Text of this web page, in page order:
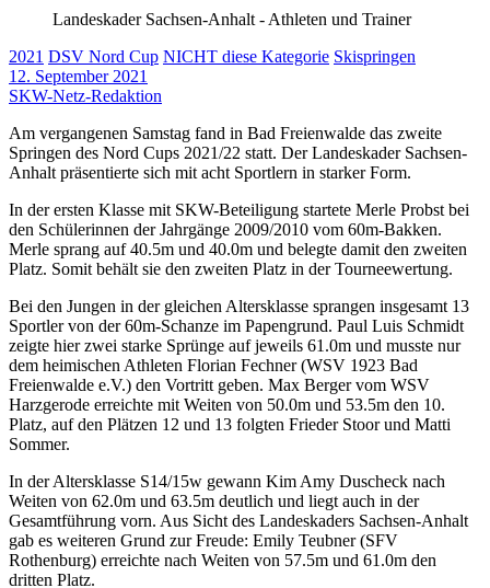
Landeskader Sachsen-Anhalt - Athleten und Trainer
2021 DSV Nord Cup NICHT diese Kategorie Skispringen
12. September 2021
SKW-Netz-Redaktion
Am vergangenen Samstag fand in Bad Freienwalde das zweite
Springen des Nord Cups 2021/22 statt. Der Landeskader Sachsen-
Anhalt präsentierte sich mit acht Sportlern in starker Form.
In der ersten Klasse mit SKW-Beteiligung startete Merle Probst bei
den Schülerinnen der Jahrgänge 2009/2010 vom 60m-Bakken.
Merle sprang auf 40.5m und 40.0m und belegte damit den zweiten
Platz. Somit behält sie den zweiten Platz in der Tourneewertung.
Bei den Jungen in der gleichen Altersklasse sprangen insgesamt 13
Sportler von der 60m-Schanze im Papengrund. Paul Luis Schmidt
zeigte hier zwei starke Sprünge auf jeweils 61.0m und musste nur
dem heimischen Athleten Florian Fechner (WSV 1923 Bad
Freienwalde e.V.) den Vortritt geben. Max Berger vom WSV
Harzgerode erreichte mit Weiten von 50.0m und 53.5m den 10.
Platz, auf den Plätzen 12 und 13 folgten Frieder Stoor und Matti
Sommer.
In der Altersklasse S14/15w gewann Kim Amy Duscheck nach
Weiten von 62.0m und 63.5m deutlich und liegt auch in der
Gesamtführung vorn. Aus Sicht des Landeskaders Sachsen-Anhalt
gab es weiteren Grund zur Freude: Emily Teubner (SFV
Rothenburg) erreichte nach Weiten von 57.5m und 61.0m den
dritten Platz.